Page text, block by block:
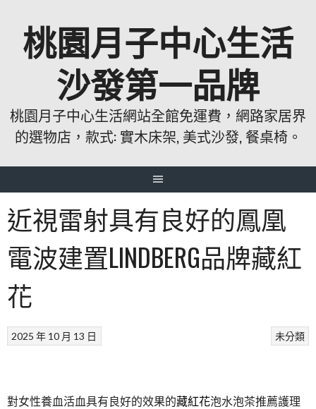
桃園月子中心生活
沙發第一品牌
桃園月子中心生活網站全館免運費，網路家居界
的選物店，款式: 實木床架, 美式沙發, 餐桌椅。
近視雷射具有良好的鳳凰
電波建置LINDBERG品牌藏紅
花
未分類
2025 年 10 月 13 日
對女性養血活血具有良好的效果的藏紅花泡水泡茶推薦護理